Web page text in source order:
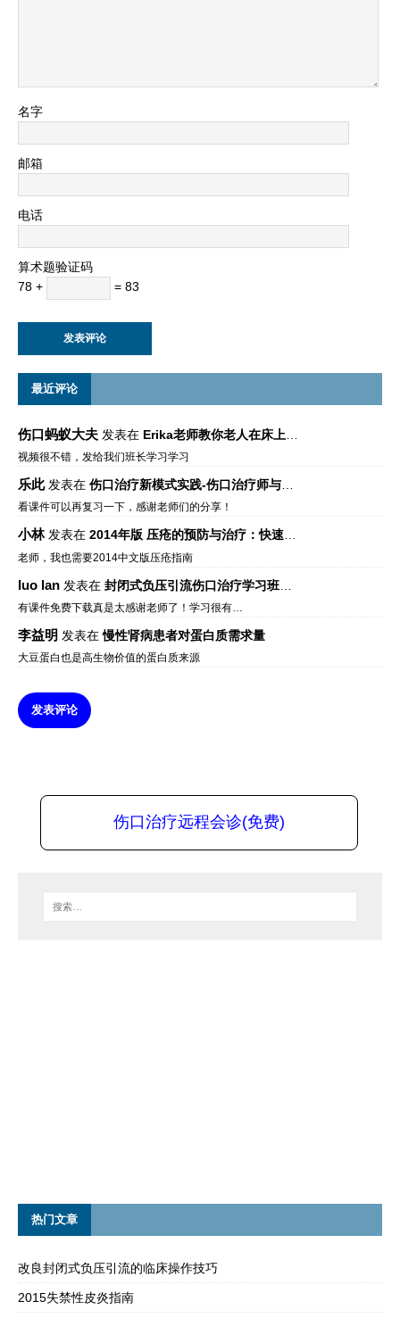
名字
邮箱
电话
算术题验证码
78 +
= 83
最近评论
伤口蚂蚁大夫 发表在 Erika老师教你老人在床上如何左右翻身
视频很不错，发给我们班长学习学习
乐此发表在 伤口治疗新模式实践-伤口治疗师与伤口专科
看课件可以再复习一下，感谢老师们的分享！
小林发表在 2014年版 压疮的预防与治疗：快速参考指南 – 中文版、英文版、芬兰语版、葡萄牙语版
老师，我也需要2014中文版压疮指南
luo lan 发表在 封闭式负压引流伤口治疗学习班课件资料免费下载
有课件免费下载真是太感谢老师了！学习很有…
李益明 发表在慢性肾病患者对蛋白质需求量
大豆蛋白也是高生物价值的蛋白质来源
发表评论
伤口治疗远程会诊(免费)
热门文章
改良封闭式负压引流的临床操作技巧
2015失禁性皮炎指南